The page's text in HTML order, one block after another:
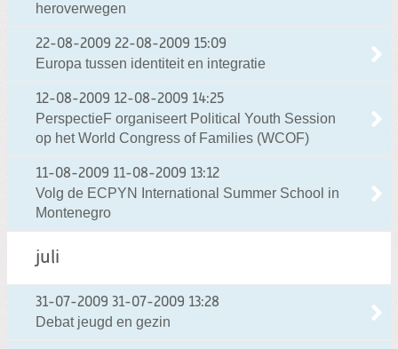
heroverwegen
22-08-2009 22-08-2009 15:09
Europa tussen identiteit en integratie
12-08-2009 12-08-2009 14:25
PerspectieF organiseert Political Youth Session
op het World Congress of Families (WCOF)
11-08-2009 11-08-2009 13:12
Volg de ECPYN International Summer School in
Montenegro
juli
31-07-2009 31-07-2009 13:28
Debat jeugd en gezin